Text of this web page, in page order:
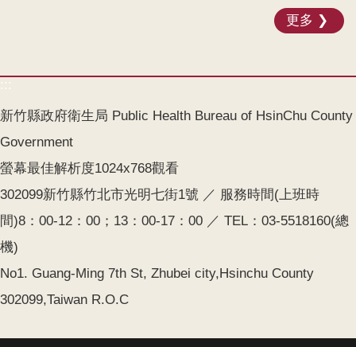
更多
:::
新竹縣政府衛生局 Public Health Bureau of HsinChu County
Government
螢幕最佳解析度1024x768觀看
302099新竹縣竹北市光明七街1號 ／ 服務時間(上班時
間)8：00-12：00；13：00-17：00 ／ TEL：03-5518160(總
機)
No1. Guang-Ming 7th St, Zhubei city,Hsinchu County
302099,Taiwan R.O.C